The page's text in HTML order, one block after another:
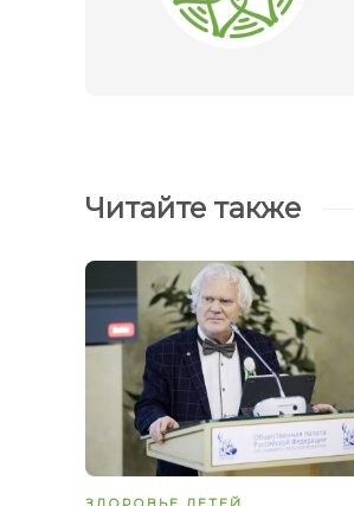
Читайте также